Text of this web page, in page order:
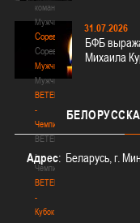
команда.
Мужчины
Соревнования
Соревнования
Мужчины
Мужчины
BETERA
-
Чемпионат
BETERA
-
Чемпионат
BETERA
-
Кубок
31.07.2026
БФБ
Михаила
Адрес: Беларусь, г.